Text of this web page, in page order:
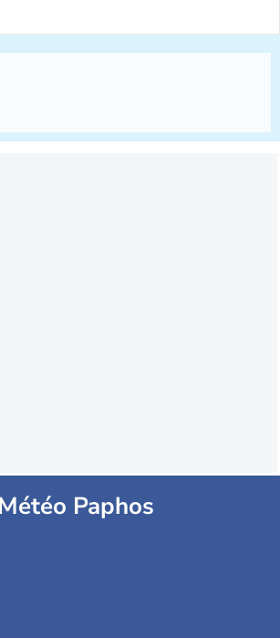
Météo Paphos